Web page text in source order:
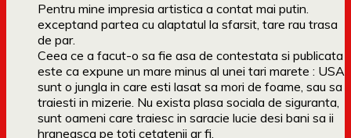
Pentru mine impresia artistica a contat mai putin.
exceptand partea cu alaptatul la sfarsit, tare rau trasa
de par.
Ceea ce a facut-o sa fie asa de contestata si publicata
este ca expune un mare minus al unei tari marete : USA
sunt o jungla in care esti lasat sa mori de foame, sau sa
traiesti in mizerie. Nu exista plasa sociala de siguranta,
sunt oameni care traiesc in saracie lucie desi bani sa ii
hraneasca pe toti cetatenii ar fi.